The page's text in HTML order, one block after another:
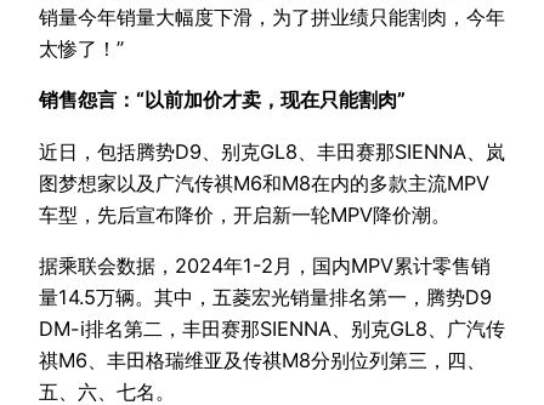
销量今年销量大幅度下滑，为了拼业绩只能割肉，今年
太惨了！”
销售怨言：“以前加价才卖，现在只能割肉”
近日，包括腾势D9、别克GL8、丰田赛那SIENNA、岚
图梦想家以及广汽传祺M6和M8在内的多款主流MPV
车型，先后宣布降价，开启新一轮MPV降价潮。
据乘联会数据，2024年1-2月，国内MPV累计零售销
量14.5万辆。其中，五菱宏光销量排名第一，腾势D9
DM-i排名第二，丰田赛那SIENNA、别克GL8、广汽传
祺M6、丰田格瑞维亚及传祺M8分别位列第三，四、
五、六、七名。